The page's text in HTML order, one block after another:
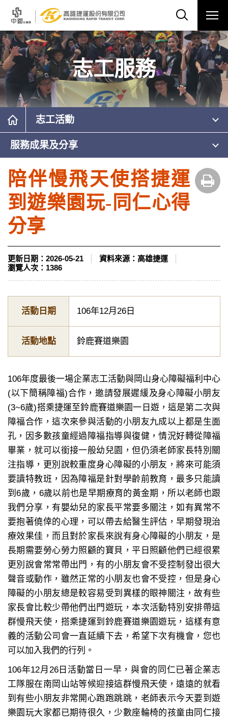
志工服務
志工活動
服務成果及分享
陪伴慢飛天使搭捷運
到遊樂園玩-同仁心得
分享
更新日期： 2026-05-21 資料來源： 高雄捷運
瀏覽人次： 1386
活動日期 106年12月26日
活動地點 鈴鹿賽道樂園
106年度最後一場企業志工活動與岡山身心障礙福利中心
(以下簡稱障福)合作，邀請發展遲緩及身心障礙小朋友
(3~6歲)搭乘捷運至鈴鹿賽道樂園一日遊，這是第二次與
障福合作，這次來參與活動的小朋友九成以上都是生面
孔，因多數孩童經過障福指導與復健，情況好轉從障福
畢業，就可以銜接一般幼兒園，但仍須老師家長特別關
注指導，更別說較重度身心障礙的小朋友，將來可能須
要讀特教班，因為障福是針對學齡前教育，最多只能讀
到6歲，6歲以前也是早期療育的黃金期，所以老師也跟
我們分享，有嬰幼兒的家長平常要多關注，如有異常不
要抱著僥倖的心理，可以帶去給醫生評估，早期發現治
療效果佳，而且對於家長來說有身心障礙的小朋友，是
長期需要勞心勞力照顧的寶貝，平日照顧他們已經很累
更別說會常常帶出門，有的小朋友會不受控制發出很大
聲音或動作，雖然正常的小朋友也會不受控，但是身心
障礙的小朋友總是較容易受到異樣的眼神關注，故有些
家長會比較少帶他們出門遊玩，本次活動特別安排帶這
群慢飛天使，搭乘捷運到鈴鹿賽道樂園遊玩，這樣有意
義的活動公司會一直延續下去，希望下次有機會，您也
可以加入我們的行列。
106年12月26日活動當日一早，與會的同仁已著企業志
工隊服在南岡山站等候迎接這群慢飛天使，遠遠的就看
到有些小朋友非常開心跑跑跳跳，老師表示今天要到遊
樂園玩大家都已期待很久，少數座輪椅的孩童由同仁接